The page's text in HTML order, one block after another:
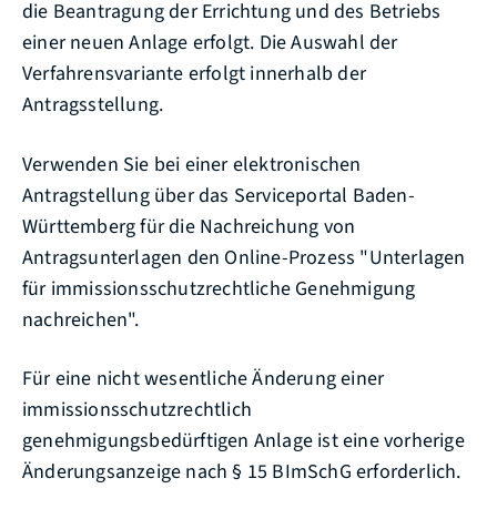
die Beantragung der Errichtung und des Betriebs
einer neuen Anlage erfolgt. Die Auswahl der
Verfahrensvariante erfolgt innerhalb der
Antragsstellung.
Verwenden Sie bei einer elektronischen
Antragstellung über das Serviceportal Baden-
Württemberg für die Nachreichung von
Antragsunterlagen den Online-Prozess "Unterlagen
für immissionsschutzrechtliche Genehmigung
nachreichen".
Für eine nicht wesentliche Änderung einer
immissionsschutzrechtlich
genehmigungsbedürftigen Anlage ist eine vorherige
Änderungsanzeige nach § 15 BImSchG erforderlich.